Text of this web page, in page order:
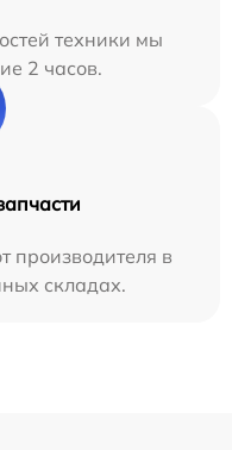
техники мы
2 часов.
производителя в
складах.